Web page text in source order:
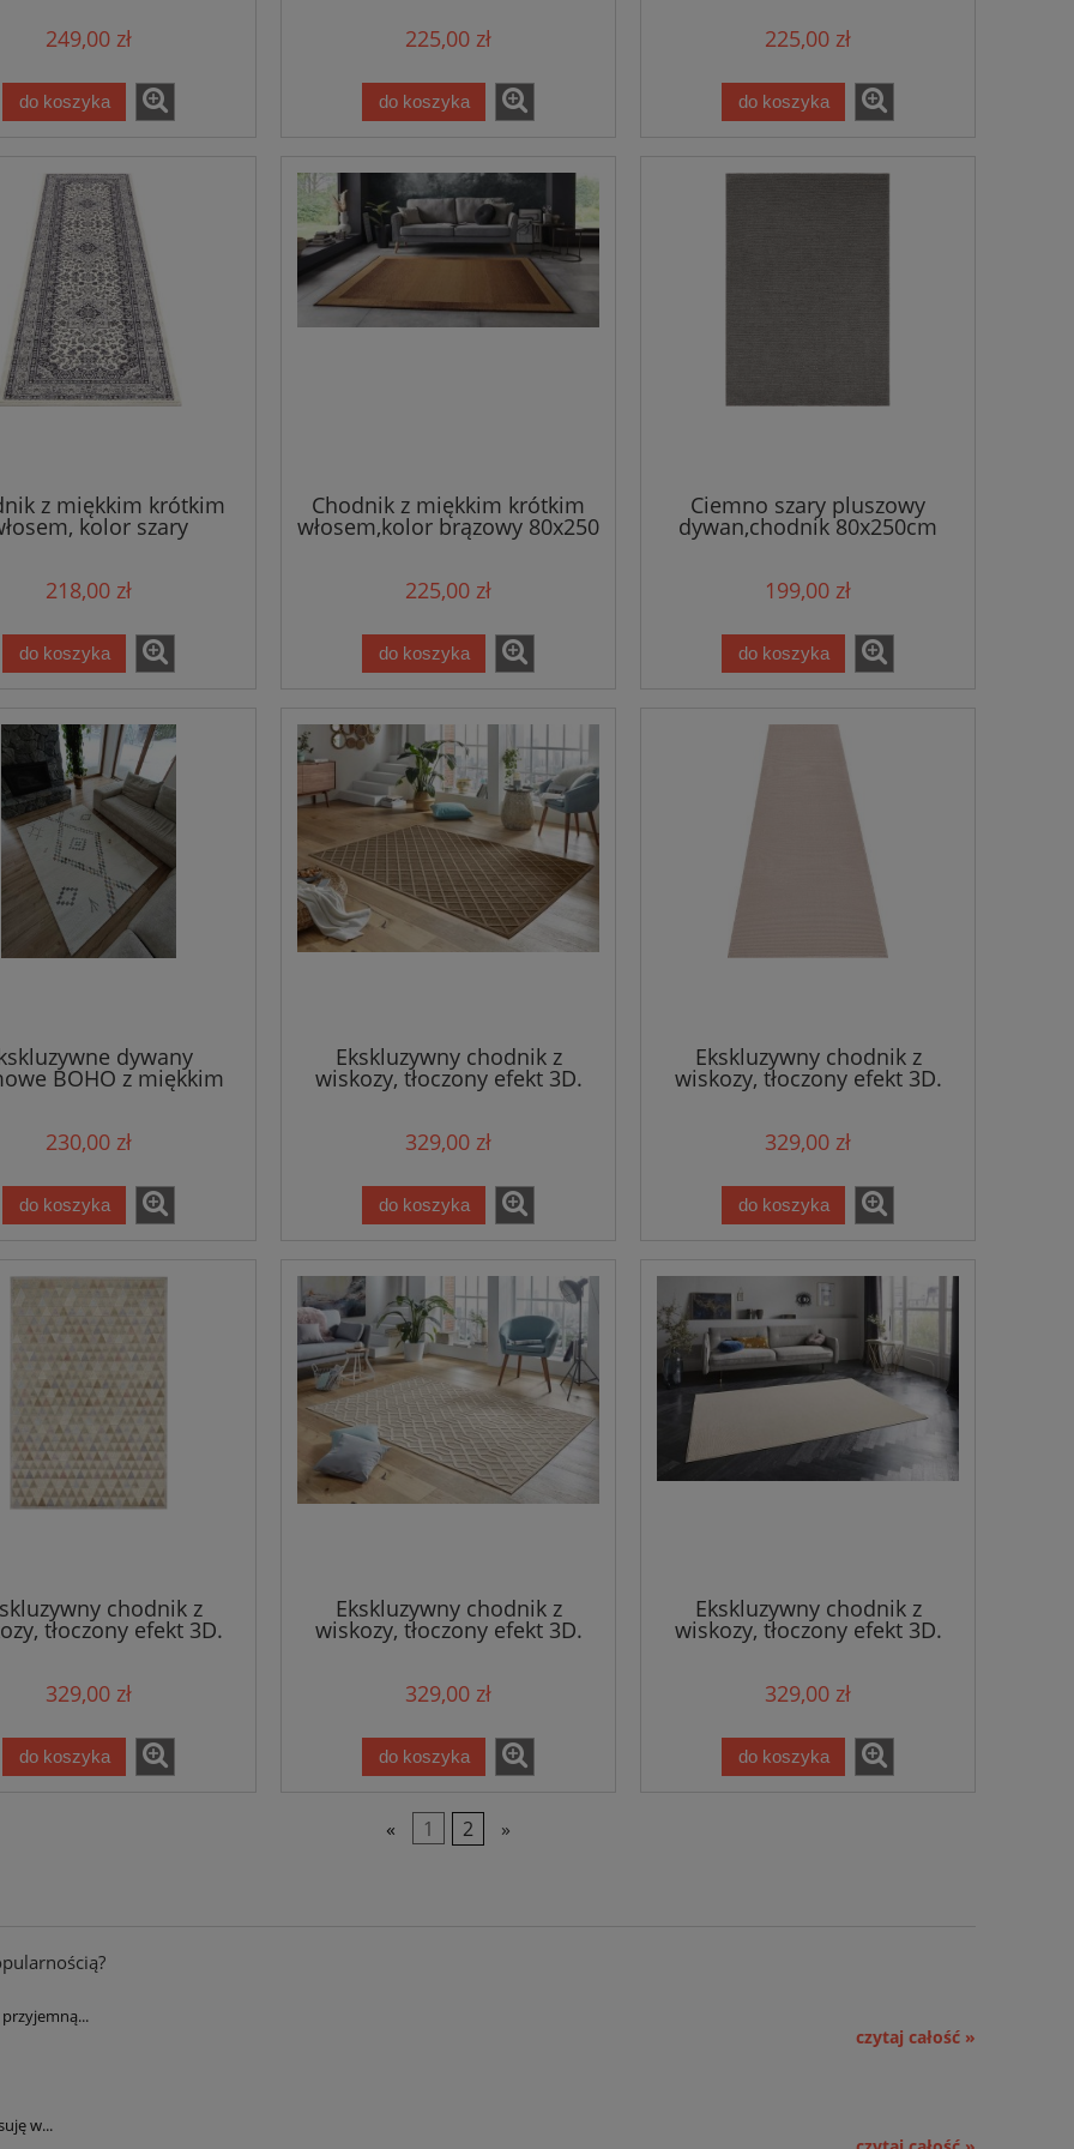
249,00 zł
do koszyka
225,00 zł
do koszyka
225,00 zł
do koszyka
z miękkim krótkim
kolor szary
Nouristan 80x250cm
218,00 zł
do koszyka
Chodnik z miękkim krótkim
włosem,kolor brązowy 80x250
Hanse HOME
225,00 zł
do koszyka
Ciemno szary pluszowy
dywan,chodnik 80x250cm
199,00 zł
do koszyka
dywany
BOHO z miękkim
4 rozmiary SUPER
230,00 zł
do koszyka
Ekskluzywny chodnik z
wiskozy, tłoczony efekt 3D.
kolor brązowy MINT RUGS
329,00 zł
do koszyka
Ekskluzywny chodnik z
wiskozy, tłoczony efekt 3D.
kolor kremowy ELLE DECOR
329,00 zł
do koszyka
chodnik z
tłoczony efekt 3D.
pastelowe ELLE DECOR
329,00 zł
do koszyka
Ekskluzywny chodnik z
wiskozy, tłoczony efekt 3D.
kolor beżowy MINT RUGS
329,00 zł
do koszyka
Ekskluzywny chodnik z
wiskozy, tłoczony efekt 3D.
kolor kremowy MINT RUGS
329,00 zł
do koszyka
« 1 2 »
czytaj całość »
w...